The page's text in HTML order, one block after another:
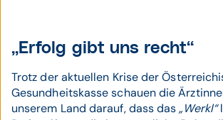
„Erfolg gibt uns recht“
Trotz der aktuellen Krise der
Gesundheitskasse schauen die
unserem Land darauf, dass das„Werkl“